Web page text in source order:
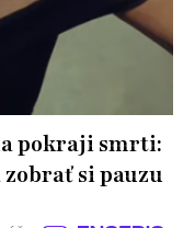
pokraji smrti:
si pauzu